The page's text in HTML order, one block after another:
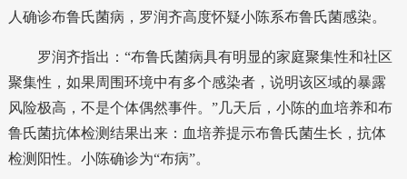
人确诊布鲁氏菌病，罗润齐高度怀疑小陈系布鲁氏菌感染。
罗润齐指出：“布鲁氏菌病具有明显的家庭聚集性和社区
聚集性，如果周围环境中有多个感染者，说明该区域的暴露
风险极高，不是个体偶然事件。”几天后，小陈的血培养和布
鲁氏菌抗体检测结果出来：血培养提示布鲁氏菌生长，抗体
检测阳性。小陈确诊为“布病”。